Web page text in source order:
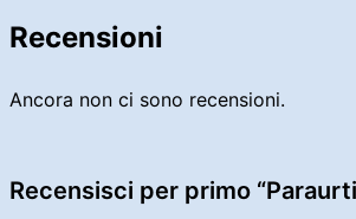
Recensioni
Ancora non ci sono recensioni.
Recensisci per primo